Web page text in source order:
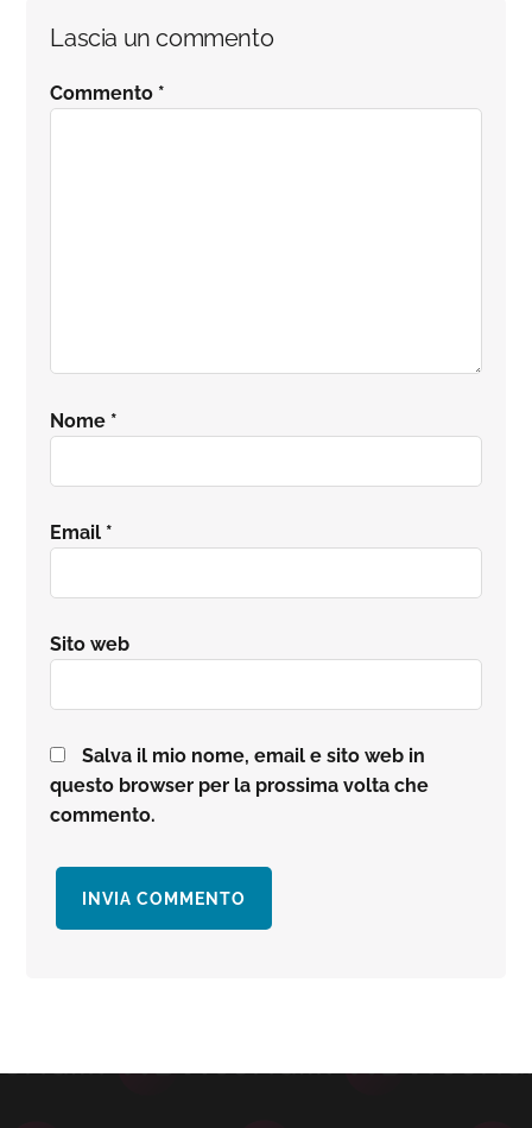
Interazioni
del
Lascia un commento
Commento *
Nome *
Email *
Sito web
Salva il mio nome, email e sito web in
questo browser per la prossima volta che
commento.